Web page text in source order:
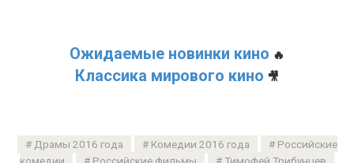
Ожидаемые новинки кино 🔥
Классика мирового кино 🎥
Драмы 2016 года Комедии 2016 года
Российские